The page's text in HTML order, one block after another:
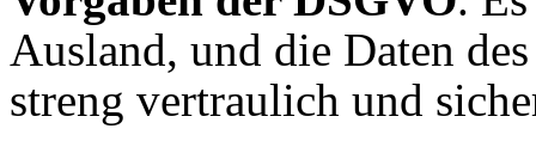
Ausland, und die Daten
streng vertraulich und